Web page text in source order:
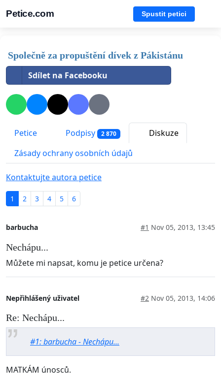
Petice.com Spustit petici
Společně za propuštění dívek z Pákistánu
Sdílet na Facebooku
Petice Podpisy 2 870
Diskuze
Zásady ochrany osobních údajů
Kontaktujte autora petice
1 2 3 4 5 6
barbucha #1 Nov 05, 2013, 13:45
Nechápu...
Můžete mi napsat, komu je petice určena?
Nepřihlášený uživatel #2 Nov 05, 2013, 14:06
Re: Nechápu...
#1: barbucha - Nechápu...
MATKÁM únosců.